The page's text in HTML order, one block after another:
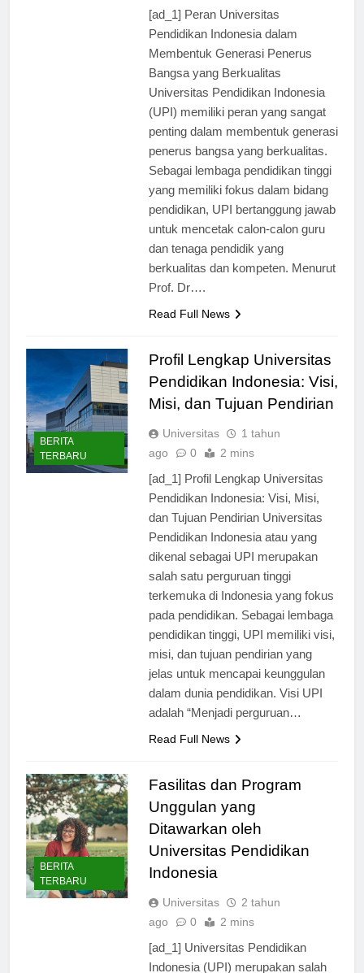
[ad_1] Peran Universitas
Pendidikan Indonesia dalam
Membentuk Generasi Penerus
Bangsa yang Berkualitas
Universitas Pendidikan Indonesia
(UPI) memiliki peran yang sangat
penting dalam membentuk generasi
penerus bangsa yang berkualitas.
Sebagai lembaga pendidikan tinggi
yang memiliki fokus dalam bidang
pendidikan, UPI bertanggung jawab
untuk mencetak calon-calon guru
dan tenaga pendidik yang
berkualitas dan kompeten. Menurut
BERITA
TERBARU
Profil Lengkap Universitas
Pendidikan Indonesia: Visi,
Misi, dan Tujuan Pendirian
Universitas
1 tahun
[ad_1] Profil Lengkap Universitas
Pendidikan Indonesia: Visi, Misi,
dan Tujuan Pendirian Universitas
Pendidikan Indonesia atau yang
dikenal sebagai UPI merupakan
salah satu perguruan tinggi
terkemuka di Indonesia yang fokus
pada pendidikan. Sebagai lembaga
pendidikan tinggi, UPI memiliki visi,
misi, dan tujuan pendirian yang
jelas untuk mencapai keunggulan
dalam dunia pendidikan. Visi UPI
BERITA
TERBARU
Fasilitas dan Program
Unggulan yang
Ditawarkan oleh
Universitas Pendidikan
Universitas
2 tahun
[ad_1] Universitas Pendidikan